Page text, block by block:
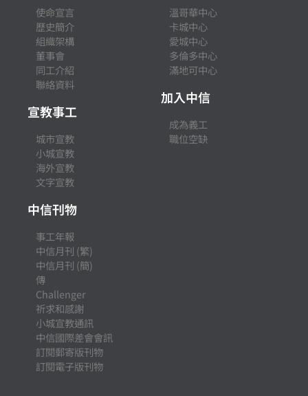
使命宣言
歷史簡介
組織架構
董事會
同工介紹
聯絡資料
宣教事工
城市宣教
小城宣教
海外宣教
文字宣教
溫哥華中心
卡城中心
愛城中心
多倫多中心
滿地可中心
加入中信
成為義工
職位空缺
中信刊物
事工年報
中信月刊 (繁)
中信月刊 (簡)
傳
Challenger
祈求和感謝
小城宣教通訊
中信國際差會會訊
訂閱郵寄版刊物
訂閱電子版刊物